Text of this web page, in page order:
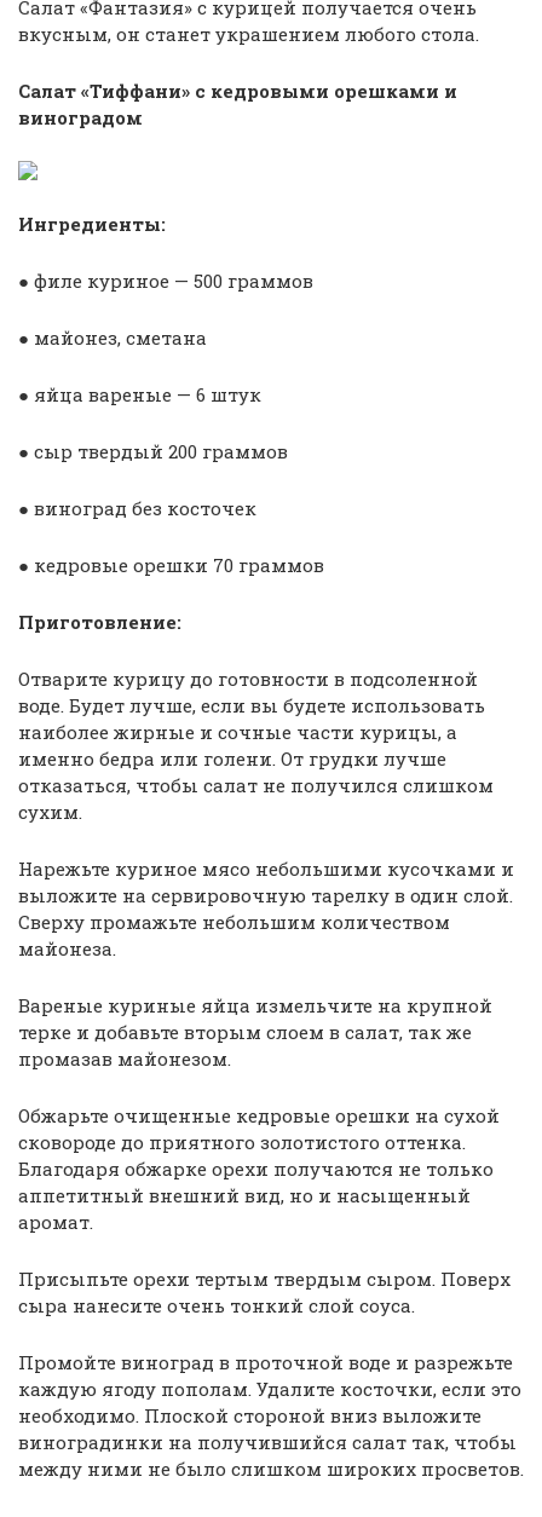
Салат «Фантазия» с курицей получается очень
вкусным, он станет украшением любого стола.
Салат «Тиффани» с кедровыми орешками и
виноградом
Ингредиенты:
● филе куриное — 500 граммов
● майонез, сметана
● яйца вареные — 6 штук
● сыр твердый 200 граммов
● виноград без косточек
● кедровые орешки 70 граммов
Приготовление:
Отварите курицу до готовности в подсоленной
воде. Будет лучше, если вы будете использовать
наиболее жирные и сочные части курицы, а
именно бедра или голени. От грудки лучше
отказаться, чтобы салат не получился слишком
сухим.
Нарежьте куриное мясо небольшими кусочками и
выложите на сервировочную тарелку в один слой.
Сверху промажьте небольшим количеством
майонеза.
Вареные куриные яйца измельчите на крупной
терке и добавьте вторым слоем в салат, так же
промазав майонезом.
Обжарьте очищенные кедровые орешки на сухой
сковороде до приятного золотистого оттенка.
Благодаря обжарке орехи получаются не только
аппетитный внешний вид, но и насыщенный
аромат.
Присыпьте орехи тертым твердым сыром. Поверх
сыра нанесите очень тонкий слой соуса.
Промойте виноград в проточной воде и разрежьте
каждую ягоду пополам. Удалите косточки, если это
необходимо. Плоской стороной вниз выложите
виноградинки на получившийся салат так, чтобы
между ними не было слишком широких просветов.